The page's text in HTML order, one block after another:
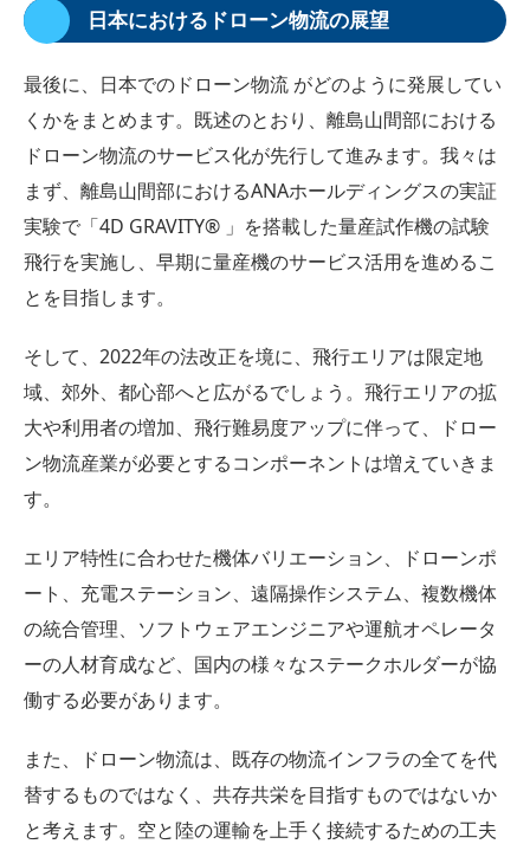
日本におけるドローン物流の展望
最後に、日本でのドローン物流 がどのように発展してい
くかをまとめます。既述のとおり、離島山間部における
ドローン物流のサービス化が先行して進みます。我々は
まず、離島山間部におけるANAホールディングスの実証
実験で「4D GRAVITY® 」を搭載した量産試作機の試験
飛行を実施し、早期に量産機のサービス活用を進めるこ
とを目指します。
そして、2022年の法改正を境に、飛行エリアは限定地
域、郊外、都心部へと広がるでしょう。飛行エリアの拡
大や利用者の増加、飛行難易度アップに伴って、ドロー
ン物流産業が必要とするコンポーネントは増えていきま
す。
エリア特性に合わせた機体バリエーション、ドローンポ
ート、充電ステーション、遠隔操作システム、複数機体
の統合管理、ソフトウェアエンジニアや運航オペレータ
ーの人材育成など、国内の様々なステークホルダーが協
働する必要があります。
また、ドローン物流は、既存の物流インフラの全てを代
替するものではなく、共存共栄を目指すものではないか
と考えます。空と陸の運輸を上手く接続するための工夫